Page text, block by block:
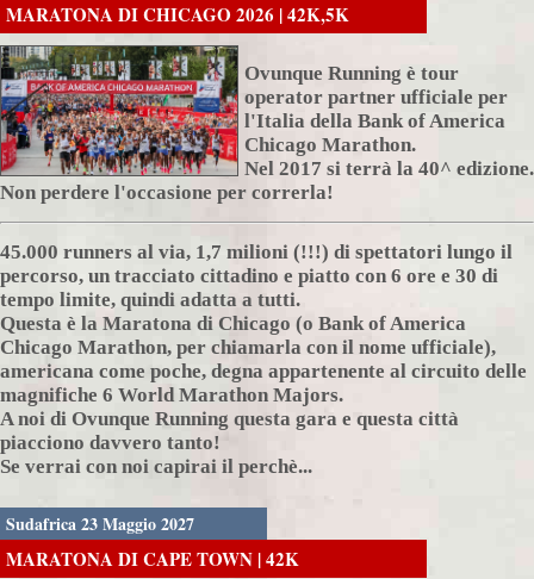
MARATONA DI CHICAGO 2026 | 42K,5K
Ovunque Running è tour
operator partner ufficiale per
l'Italia della Bank of America
Chicago Marathon.
Nel 2017 si terrà la 40^ edizione.
Non perdere l'occasione per correrla!
45.000 runners al via, 1,7 milioni (!!!) di spettatori lungo il
percorso, un tracciato cittadino e piatto con 6 ore e 30 di
tempo limite, quindi adatta a tutti.
Questa è la Maratona di Chicago (o Bank of America
Chicago Marathon, per chiamarla con il nome ufficiale),
americana come poche, degna appartenente al circuito delle
magnifiche 6 World Marathon Majors.
A noi di Ovunque Running questa gara e questa città
piacciono davvero tanto!
Se verrai con noi capirai il perchè...
Sudafrica 23 Maggio 2027
MARATONA DI CAPE TOWN | 42K